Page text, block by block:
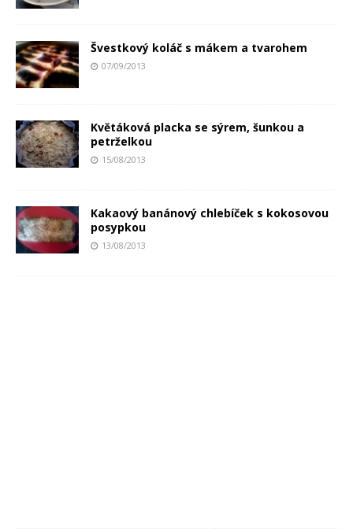
Švestkový koláč s mákem a tvarohem
07/09/2013
Květáková placka se sýrem, šunkou a
petrželkou
15/08/2013
Kakaový banánový chlebíček s kokosovou
posypkou
13/08/2013